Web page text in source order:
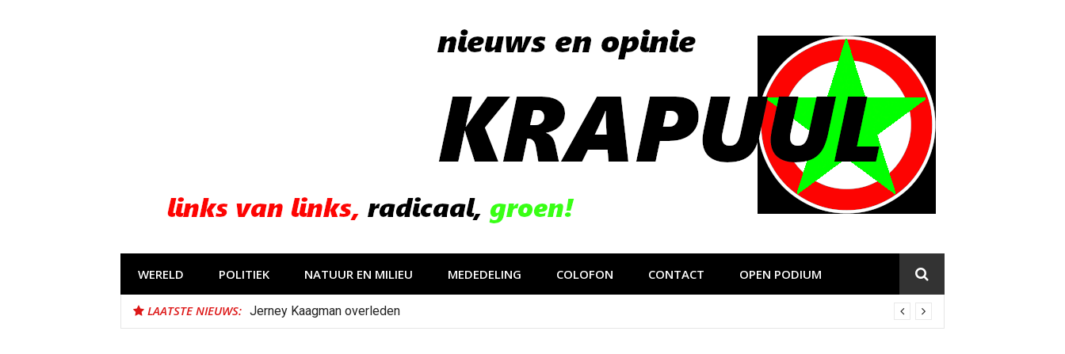
WERELD POLITIEK NATUUR EN MILIEU MEDEDELING COLOFON CONTACT OPEN PODIUM
LAATSTE NIEUWS: Jerney Kaagman overleden